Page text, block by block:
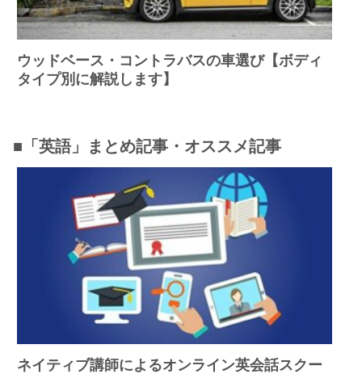
ウッドベース・コントラバスの車選び【ボディ
タイプ別に解説します】
■「英語」まとめ記事・オススメ記事
ネイティブ講師によるオンライン英会話スクー